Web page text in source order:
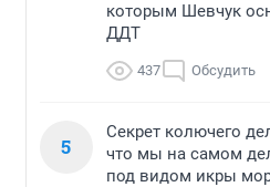
которым Шевчук
ДДТ
437 Обсудить
5
Секрет колючего
что мы на самом
под видом икры